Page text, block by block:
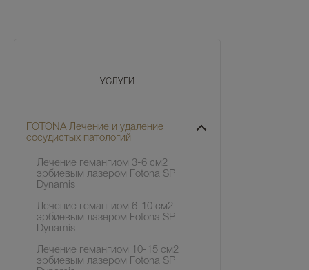
УСЛУГИ
FOTONA Лечение и удаление
сосудистых патологий
Лечение гемангиом 3-6 см2
эрбиевым лазером Fotona SP
Dynamis
Лечение гемангиом 6-10 см2
эрбиевым лазером Fotona SP
Dynamis
Лечение гемангиом 10-15 см2
эрбиевым лазером Fotona SP